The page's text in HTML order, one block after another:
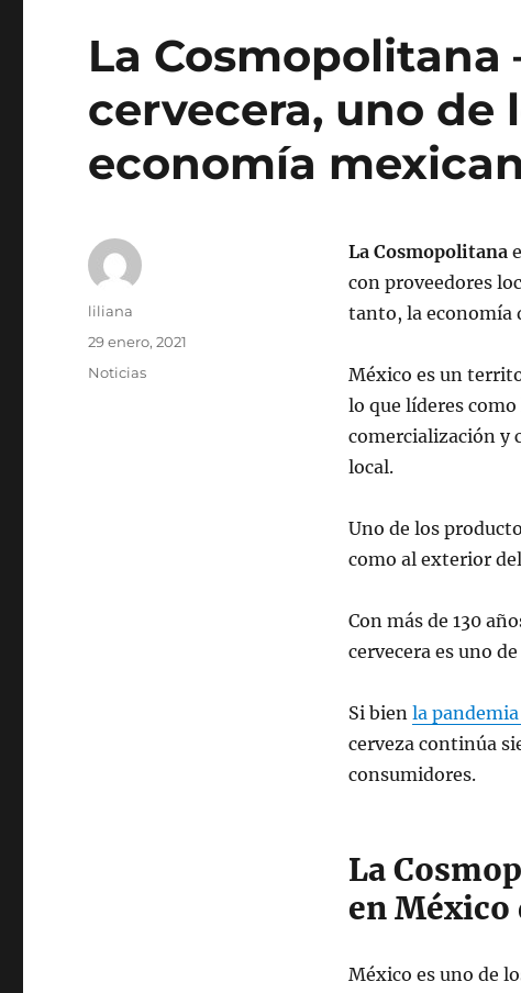
La Cosmopolitana
cervecera, uno de
economía
La Cosmopolitana
con proveedores
tanto, la economía
México es un
lo que líderes como
comercialización y
local.
Uno de los
como al exterior
Con más de 130
cervecera es uno
Si bien la
cerveza continúa
consumidores.
La
en México
México es uno de
Autor
liliana
Publicado
29 enero, 2021
Categorías
Noticias